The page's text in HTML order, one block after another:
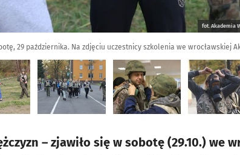
fot. Akademia
29 października. Na zdjęciu uczestnicy szkolenia we wrocławskiej
– zjawiło się w sobotę (29.10.) we